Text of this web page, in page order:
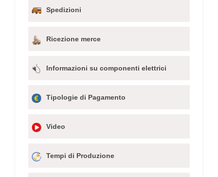
Spedizioni
Ricezione merce
Informazioni su componenti elettrici
Tipologie di Pagamento
Video
Tempi di Produzione